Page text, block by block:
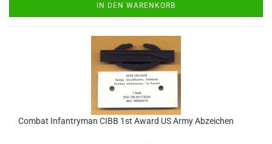
IN DEN WARENKORB
Combat Infantryman CIBB 1st Award US Army Abzeichen